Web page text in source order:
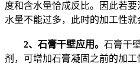
度和含水量恰成反比。因此若
水量不能过多，此时的加工性就
2、石膏干壁应用。 石膏干
剂，可增加石膏凝固之前的加